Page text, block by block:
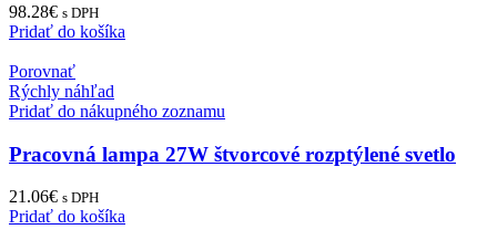
98.28€ s DPH
Pridať do košíka
Porovnať
Rýchly náhľad
Pridať do nákupného zoznamu
Pracovná lampa 27W štvorcové rozptýlené svetlo
21.06€ s DPH
Pridať do košíka